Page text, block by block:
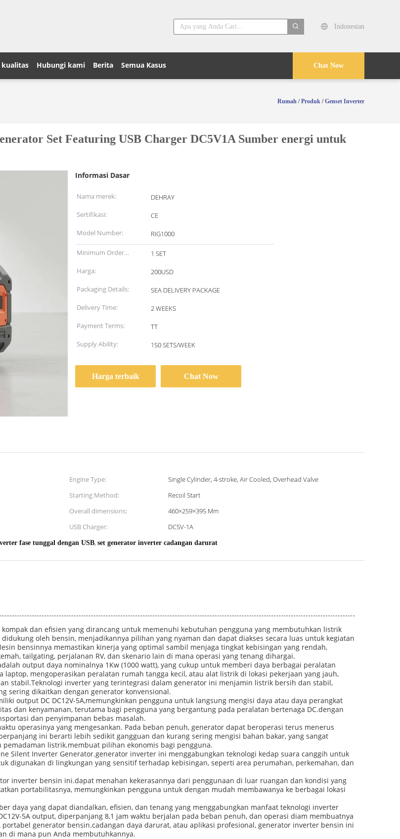
Indonesian
Chat Now
Hubungi kami Berita Semua Kasus
Rumah /Produk /Genset Inverter
Set Featuring USB Charger DC5V1A Sumber energi untuk
Informasi Dasar
Nama merek:
DEHRAY
Sertifikasi:
CE
Model Number:
RIG1000
Minimum Order
Quantity:
1 SET
Harga:
200USD
Packaging Details:
SEA DELIVERY PACKAGE
Delivery Time:
2 WEEKS
Payment Terms:
TT
Supply Ability:
150 SETS/WEEK
Harga terbaik Chat Now
Engine Type:
Single Cylinder, 4-stroke, Air Cooled, Overhead Valve
Starting Method:
Recoil Start
Overall dimensions:
460×259×395 Mm
USB Charger:
DC5V-1A
fase tunggal dengan USB, set generator inverter cadangan darurat
dan efisien yang dirancang untuk memenuhi kebutuhan pengguna yang membutuhkan listrik
oleh bensin, menjadikannya pilihan yang nyaman dan dapat diakses secara luas untuk kegiatan
bensinnya memastikan kinerja yang optimal sambil menjaga tingkat kebisingan yang rendah,
tailgating, perjalanan RV, dan skenario lain di mana operasi yang tenang dihargai.
output daya nominalnya 1Kw (1000 watt), yang cukup untuk memberi daya berbagai peralatan
mengoperasikan peralatan rumah tangga kecil, atau alat listrik di lokasi pekerjaan yang jauh,
stabil.Teknologi inverter yang terintegrasi dalam generator ini menjamin listrik bersih dan stabil,
sering dikaitkan dengan generator konvensional.
output DC DC12V-5A,memungkinkan pengguna untuk langsung mengisi daya atau daya perangkat
dan kenyamanan, terutama bagi pengguna yang bergantung pada peralatan bertenaga DC.dengan
dan penyimpanan bebas masalah.
operasinya yang mengesankan. Pada beban penuh, generator dapat beroperasi terus menerus
ini berarti lebih sedikit gangguan dan kurang sering mengisi bahan bakar, yang sangat
listrik.membuat pilihan ekonomis bagi pengguna.
Silent Inverter Generator.generator inverter ini menggabungkan teknologi kedap suara canggih untuk
digunakan di lingkungan yang sensitif terhadap kebisingan, seperti area perumahan, perkemahan, dan
inverter bensin ini.dapat menahan kekerasannya dari penggunaan di luar ruangan dan kondisi yang
portabilitasnya, memungkinkan pengguna untuk dengan mudah membawanya ke berbagai lokasi
daya yang dapat diandalkan, efisien, dan tenang yang menggabungkan manfaat teknologi inverter
5A output, diperpanjang 8,1 jam waktu berjalan pada beban penuh, dan operasi diam membuatnya
generator bensin.cadangan daya darurat, atau aplikasi profesional, generator inverter bensin ini
di mana pun Anda membutuhkannya.